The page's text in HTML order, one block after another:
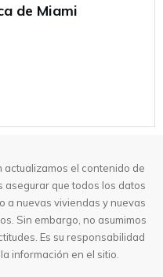
de Miami
actualizamos el contenido de
asegurar que todos los datos
a nuevas viviendas y nuevas
Sin embargo, no asumimos
Es su responsabilidad
información en el sitio.